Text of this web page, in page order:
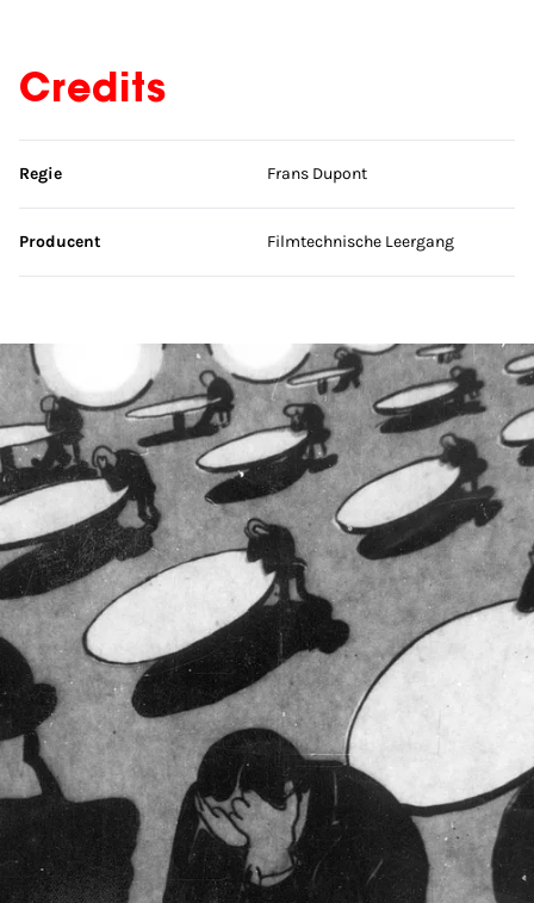
Credits
Sla credits over
Regie Frans Dupont
Producent Filmtechnische Leergang